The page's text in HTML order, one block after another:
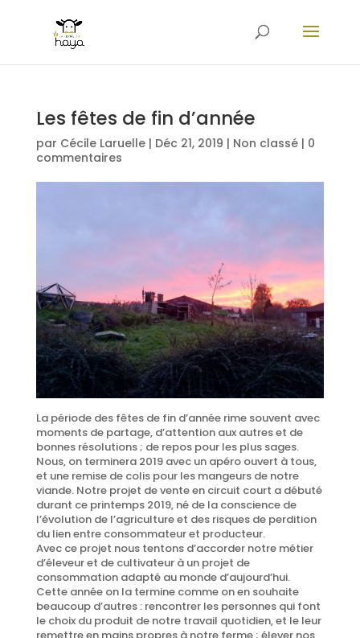
Les fêtes de fin d’année
par Cécile Laruelle| Déc 21, 2019 | Non classé| 0
commentaires
La période des fêtes de fin d’année rime souvent avec
moments de partage, d’attention aux autres et de
bonnes résolutions ; de repos pour les plus sages.
Nous, on terminera 2019 avec un apéro ouvert à tous,
et une remise de colis pour les mangeurs de notre
viande. Notre projet de vente en circuit court a débuté
durant ce printemps 2019, né de la conscience de
l’évolution de l’agriculture et des risques de perdition
du lien entre consommateur et producteur.
Avec ce projet nous tentons d’accorder notre métier
d’éleveur et de cultivateur à un projet de
consommation adapté au monde d’aujourd’hui.
Cette année on la termine comme on en souhaite
beaucoup d’autres : rencontrer les personnes qui font
le choix du produit de notre travail quotidien, et le leur